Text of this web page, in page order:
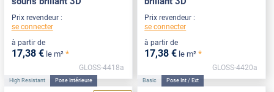
Prix revendeur :
se connecter
à partir de
17,38 € le m² *
GLOSS-4418a
Prix revendeur :
se connecter
à partir de
17,38 € le m² *
GLOSS-4420a
High Resistant Pose Intérieure Basic Pose Int / Ext